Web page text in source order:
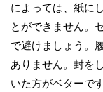
によっては、紙に
とができません。
で避けましょう。
ありません。封を
いた方がベターで